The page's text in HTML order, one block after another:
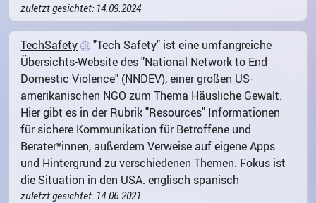
zuletzt gesichtet: 14.09.2024
TechSafety
"Tech Safety" ist eine umfangreiche
Übersichts-Website des "National Network to End
Domestic Violence" (NNDEV), einer großen US-
amerikanischen NGO zum Thema Häusliche Gewalt.
Hier gibt es in der Rubrik "Resources" Informationen
für sichere Kommunikation für Betroffene und
Berater*innen, außerdem Verweise auf eigene Apps
und Hintergrund zu verschiedenen Themen. Fokus ist
die Situation in den USA. englisch spanisch
zuletzt gesichtet: 14.06.2021